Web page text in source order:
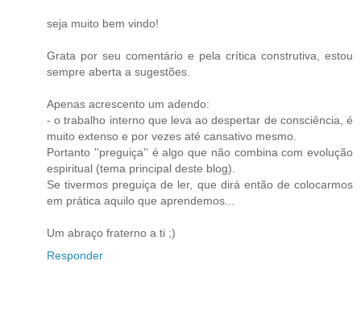
seja muito bem vindo!
Grata por seu comentário e pela crítica construtiva, estou
sempre aberta a sugestões.
Apenas acrescento um adendo:
- o trabalho interno que leva ao despertar de consciência, é
muito extenso e por vezes até cansativo mesmo.
Portanto ''preguiça'' é algo que não combina com evolução
espiritual (tema principal deste blog).
Se tivermos preguiça de ler, que dirá então de colocarmos
em prática aquilo que aprendemos...
Um abraço fraterno a ti ;)
Responder